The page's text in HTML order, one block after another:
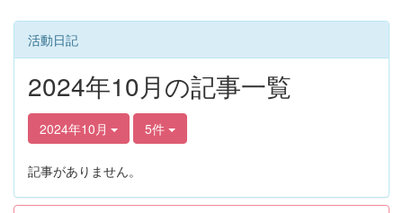
活動日記
2024年10月の記事一覧
2024年10月 5件
記事がありません。